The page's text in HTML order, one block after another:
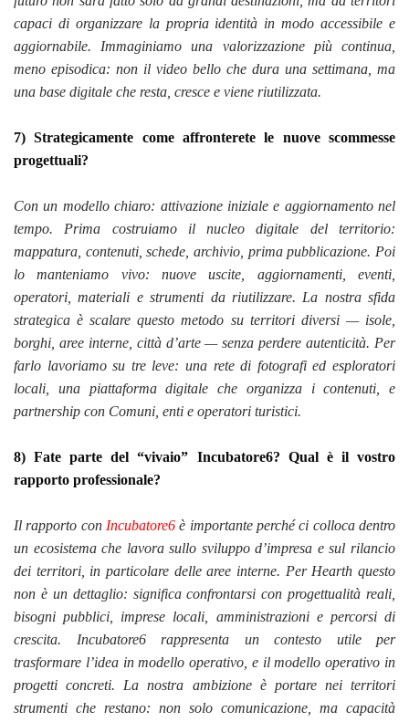
capaci di organizzare la propria identità in modo accessibile e
aggiornabile. Immaginiamo una valorizzazione più continua,
meno episodica: non il video bello che dura una settimana, ma
una base digitale che resta, cresce e viene riutilizzata.
7) Strategicamente come affronterete le nuove scommesse
progettuali?
Con un modello chiaro: attivazione iniziale e aggiornamento nel
tempo. Prima costruiamo il nucleo digitale del territorio:
mappatura, contenuti, schede, archivio, prima pubblicazione. Poi
lo manteniamo vivo: nuove uscite, aggiornamenti, eventi,
operatori, materiali e strumenti da riutilizzare. La nostra sfida
strategica è scalare questo metodo su territori diversi — isole,
borghi, aree interne, città d’arte — senza perdere autenticità. Per
farlo lavoriamo su tre leve: una rete di fotografi ed esploratori
locali, una piattaforma digitale che organizza i contenuti, e
partnership con Comuni, enti e operatori turistici.
8) Fate parte del “vivaio” Incubatore6? Qual è il vostro
rapporto professionale?
Il rapporto con Incubatore6 è importante perché ci colloca dentro
un ecosistema che lavora sullo sviluppo d’impresa e sul rilancio
dei territori, in particolare delle aree interne. Per Hearth questo
non è un dettaglio: significa confrontarsi con progettualità reali,
bisogni pubblici, imprese locali, amministrazioni e percorsi di
crescita. Incubatore6 rappresenta un contesto utile per
trasformare l’idea in modello operativo, e il modello operativo in
progetti concreti. La nostra ambizione è portare nei territori
strumenti che restano: non solo comunicazione, ma capacità